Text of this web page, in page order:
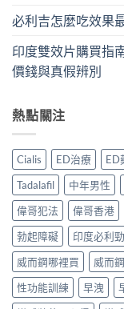
必利吉怎麼吃效果
印度雙效片購買指
價錢與真假辨別
熱點關注
Cialis ED治療 ED
Tadalafil
中年男性
偉哥犯法
偉哥香港
勃起障礙
印度必利勁
威而鋼哪裡買
威而
性功能訓練
早洩